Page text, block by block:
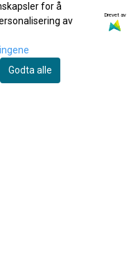
for bass-klarinett
2.00
449,-
for å
av
Drevet av
Godta alle